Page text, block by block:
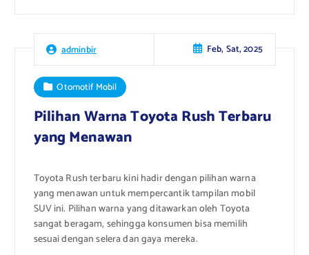
adminbir Feb, Sat, 2025
Otomotif Mobil
Pilihan Warna Toyota Rush Terbaru
yang Menawan
Toyota Rush terbaru kini hadir dengan pilihan warna
yang menawan untuk mempercantik tampilan mobil
SUV ini. Pilihan warna yang ditawarkan oleh Toyota
sangat beragam, sehingga konsumen bisa memilih
sesuai dengan selera dan gaya mereka.